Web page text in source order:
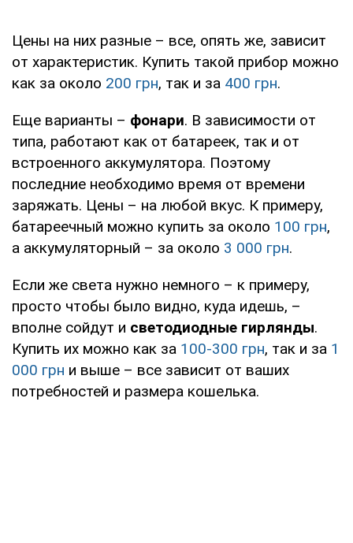
Цены на них разные – все, опять же, зависит
от характеристик. Купить такой прибор можно
как за около 200 грн, так и за 400 грн.
Еще варианты – фонари. В зависимости от
типа, работают как от батареек, так и от
встроенного аккумулятора. Поэтому
последние необходимо время от времени
заряжать. Цены – на любой вкус. К примеру,
батареечный можно купить за около 100 грн,
а аккумуляторный – за около 3 000 грн.
Если же света нужно немного – к примеру,
просто чтобы было видно, куда идешь, –
вполне сойдут и светодиодные гирлянды.
Купить их можно как за 100-300 грн, так и за 1
000 грн и выше – все зависит от ваших
потребностей и размера кошелька.